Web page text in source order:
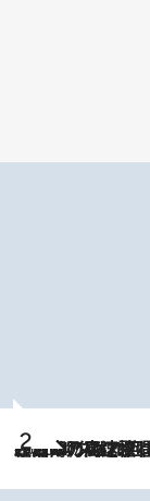
2026.8.7
「湘南乃風に憧れて」観客大盛上がりの“タオル回し”に、ラッパー顔負けの高速歌唱まで…さだまさし（74）のアグレッシブすぎる現在地